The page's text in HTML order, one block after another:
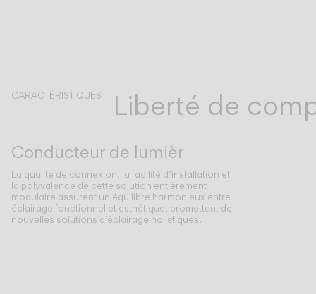
CARACTÉRISTIQUES Liberté de
Conducteur de lumièr
La qualité de connexion, la facilité d’installation et
la polyvalence de cette solution entièrement
modulaire assurent un équilibre harmonieux entre
éclairage fonctionnel et esthétique, promettant de
nouvelles solutions d’éclairage holistiques.